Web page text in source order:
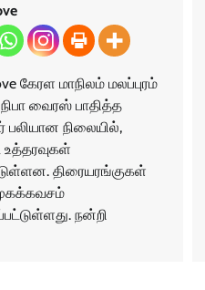
கேரள மாநிலம் மலப்புரம்
வைரஸ் பாதித்த
நிலையில்,
திரையரங்குகள்
நன்றி